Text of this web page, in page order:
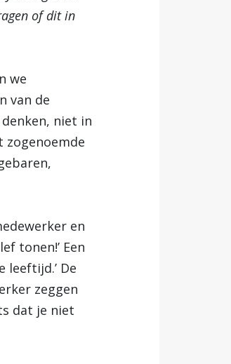
of dit in
we
van de
niet in
zogenoemde
en
tonen!’ Een
De
zeggen
dat je niet